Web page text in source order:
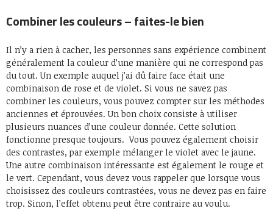
Combiner les couleurs – faites-le bien
Il n’y a rien à cacher, les personnes sans expérience combinent
généralement la couleur d’une manière qui ne correspond pas
du tout. Un exemple auquel j’ai dû faire face était une
combinaison de rose et de violet. Si vous ne savez pas
combiner les couleurs, vous pouvez compter sur les méthodes
anciennes et éprouvées. Un bon choix consiste à utiliser
plusieurs nuances d’une couleur donnée. Cette solution
fonctionne presque toujours. Vous pouvez également choisir
des contrastes, par exemple mélanger le violet avec le jaune.
Une autre combinaison intéressante est également le rouge et
le vert. Cependant, vous devez vous rappeler que lorsque vous
choisissez des couleurs contrastées, vous ne devez pas en faire
trop. Sinon, l’effet obtenu peut être contraire au voulu.